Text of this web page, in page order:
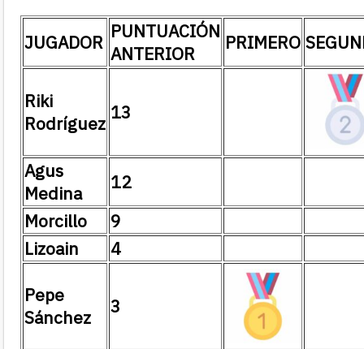
JUGADOR PUNTUACIÓN
ANTERIOR
PRIMERO
Riki
Rodríguez 13
Agus
Medina
12
Morcillo
9
Lizoain
4
Pepe
Sánchez
3